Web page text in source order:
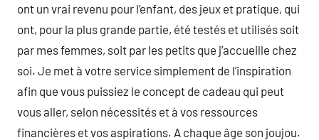
ont un vrai revenu pour l’enfant, des jeux et pratique, qui
ont, pour la plus grande partie, été testés et utilisés soit
par mes femmes, soit par les petits que j’accueille chez
soi. Je met à votre service simplement de l’inspiration
afin que vous puissiez le concept de cadeau qui peut
vous aller, selon nécessités et à vos ressources
financières et vos aspirations. A chaque âge son joujou.